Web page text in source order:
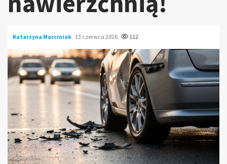
Katarzyna Marciniak 13 czerwca 2026 112